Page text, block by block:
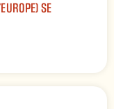
SE